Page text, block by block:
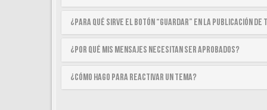
¿Para qué sirve el botón “Guardar” en la publicación de
¿Por qué mis mensajes necesitan ser aprobados?
¿Cómo hago para reactivar un tema?